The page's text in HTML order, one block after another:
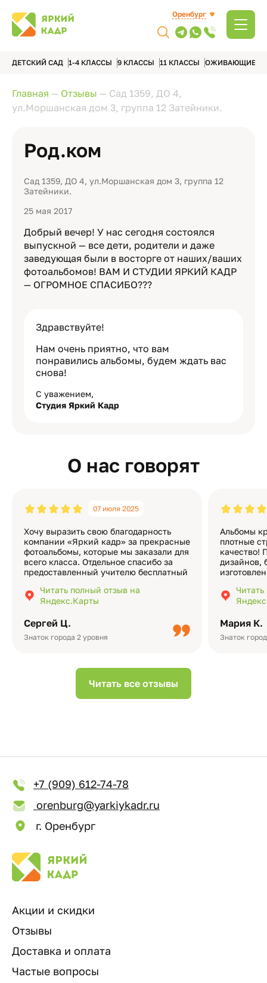
Оренбург
ДЕТСКИЙ САД 1-4 КЛАССЫ 9 КЛАССЫ 11 КЛАССЫ ОЖИВАЮЩИЕ
Главная — Отзывы — Сад 1359, ДО 4,
ул.Моршанская дом 3, группа 12 Затейники.
Род.ком
Сад 1359, ДО 4, ул.Моршанская дом 3, группа 12
Затейники.
25 мая 2017
Добрый вечер! У нас сегодня состоялся
выпускной — все дети, родители и даже
заведующая были в восторге от наших/ваших
фотоальбомов! ВАМ И СТУДИИ ЯРКИЙ КАДР
— ОГРОМНОЕ СПАСИБО???
Здравствуйте!
Нам очень приятно, что вам
понравились альбомы, будем ждать вас
снова!
С уважением,
Студия Яркий Кадр
О нас говорят
Сергей Ц.
Знаток города 2 уровня
07 июля 2025
Хочу выразить свою благодарность
компании «Яркий кадр» за прекрасные
фотоальбомы, которые мы заказали для
всего класса. Отдельное спасибо за
предоставленный учителю бесплатный
подчёркивает значимость события.
Качество альбомов на высшем уровне:
Читать полный отзыв на
Яндекс.Карты
Мария К.
Знаток
Альбомы
плотные
качество!
дизайнов,
добавить
видео с
Читать все отзывы
+7 (909) 612-74-78
orenburg@yarkiykadr.ru
г. Оренбург
Акции и скидки
Отзывы
Доставка и оплата
Частые вопросы